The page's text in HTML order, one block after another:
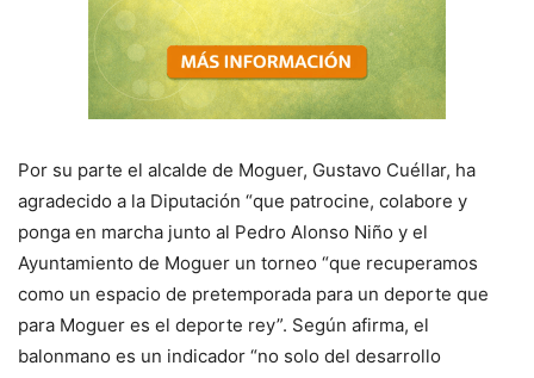
Por su parte el alcalde de Moguer, Gustavo Cuéllar, ha
agradecido a la Diputación “que patrocine, colabore y
ponga en marcha junto al Pedro Alonso Niño y el
Ayuntamiento de Moguer un torneo “que recuperamos
como un espacio de pretemporada para un deporte que
para Moguer es el deporte rey”. Según afirma, el
balonmano es un indicador “no solo del desarrollo